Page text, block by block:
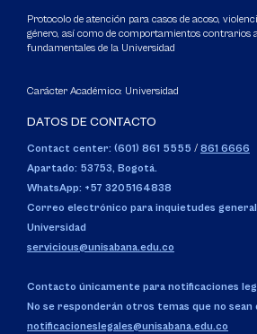
Protocolo de atención para casos de acoso,
género, así como de comportamientos contrarios
fundamentales de la Universidad
Carácter Académico: Universidad
DATOS DE CONTACTO
Contact center: (601) 861 5555 / 861 6666
Apartado: 53753, Bogotá.
WhatsApp: +57 3205164838
Correo electrónico para inquietudes
Universidad
servicious@unisabana.edu.co
Contacto únicamente para notificaciones
No se responderán otros temas que no sean
notificacioneslegales@unisabana.edu.co